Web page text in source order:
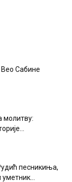
Сабине
молитву:
песникиња,